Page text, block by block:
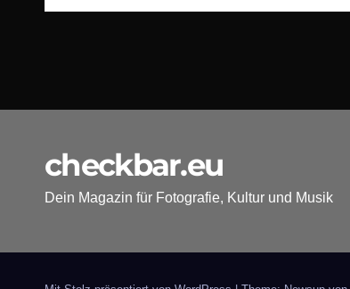
checkbar.eu
Dein Magazin für Fotografie, Kultur und Musik